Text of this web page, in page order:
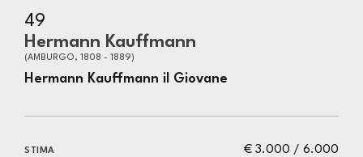
49
Hermann Kauffmann
(AMBURGO, 1808 - 1889)
Hermann Kauffmann il Giovane
€ 3.000 / 6.000
STIMA